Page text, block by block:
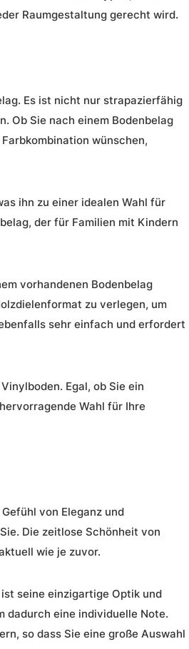
Raumgestaltung gerecht wird.
Es ist nicht nur strapazierfähig
Ob Sie nach einem Bodenbelag
wünschen,
ihn zu einer idealen Wahl für
der für Familien mit Kindern
vorhandenen Bodenbelag
zu verlegen, um
sehr einfach und erfordert
Egal, ob Sie ein
Wahl für Ihre
von Eleganz und
Die zeitlose Schönheit von
wie je zuvor.
seine einzigartige Optik und
dadurch eine individuelle Note.
so dass Sie eine große Auswahl